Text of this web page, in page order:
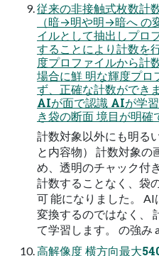
従来の非接触式枚数計
（暗→明や明→暗へ の
イルとして抽出しプロ
することにより計数を
度プロファイルから計
場合に鮮 明な輝度プロ
ず、正確な計数ができ
AIが面で認識 AIが学
き袋の断面 境目が明
計数対象以外にも明る
と内容物） 計数対象の
め、透明のチャック付
計数することなく、袋
可 能になりました。
変換するのではなく、
て学習します。 の強み
高解像度 横方向最大